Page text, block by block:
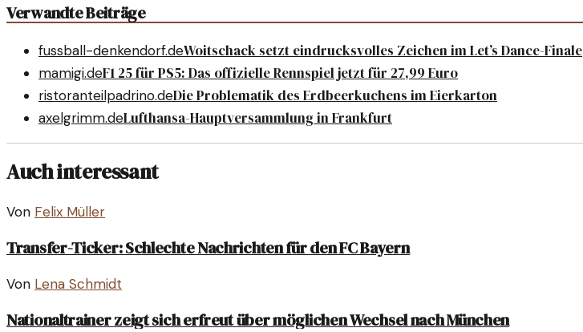
Verwandte Beiträge
fussball-denkendorf.deWoitschack setzt eindrucksvolles Zeichen im Let’s Dance-Finale
mamigi.deF1 25 für PS5: Das offizielle Rennspiel jetzt für 27,99 Euro
ristoranteilpadrino.deDie Problematik des Erdbeerkuchens im Eierkarton
axelgrimm.deLufthansa-Hauptversammlung in Frankfurt
Auch interessant
Von Felix Müller
Transfer-Ticker: Schlechte Nachrichten für den FC Bayern
Von Lena Schmidt
Nationaltrainer zeigt sich erfreut über möglichen Wechsel nach München